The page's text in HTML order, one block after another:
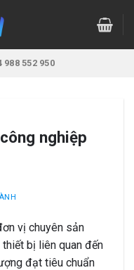
988 552 950
nghiệp
vị chuyên sản
bị liên quan đến
đạt tiêu chuẩn